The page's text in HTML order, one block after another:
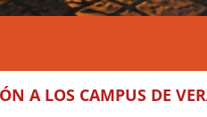
A LOS CAMPUS DE